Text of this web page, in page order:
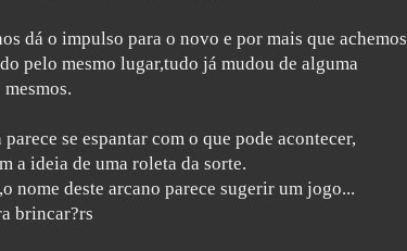
dá o impulso para o novo e por mais que achemos
pelo mesmo lugar,tudo já mudou de alguma
mesmos.
se espantar com o que pode acontecer,
a ideia de uma roleta da sorte.
,o nome deste arcano parece sugerir um jogo...
brincar?rs